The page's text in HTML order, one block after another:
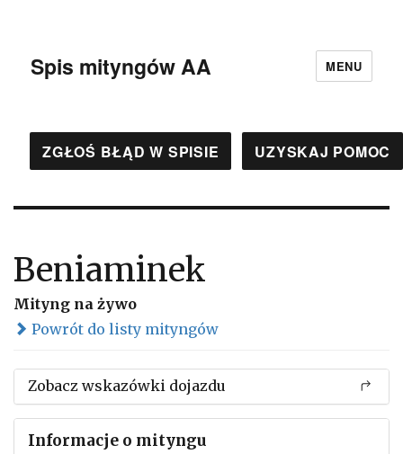
Spis mityngów AA MENU
ZGŁOŚ BŁĄD W SPISIE UZYSKAJ POMOC
Beniaminek
Mityng na żywo
Powrót do listy mityngów
Zobacz wskazówki dojazdu
Informacje o mityngu